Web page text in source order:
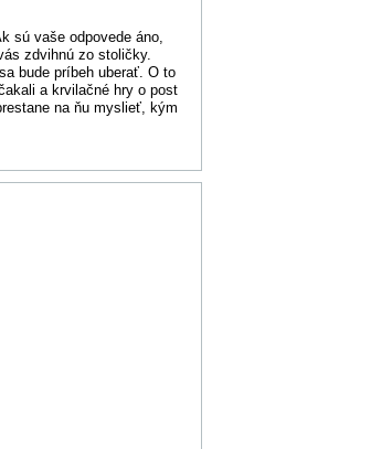
sú vaše odpovede áno,
zdvihnú zo stoličky.
bude príbeh uberať. O to
a krvilačné hry o post
na ňu myslieť, kým